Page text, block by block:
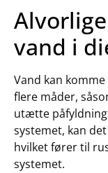
vand i
Vand kan
flere måder,
utætte
systemet, kan
hvilket fører til
systemet.